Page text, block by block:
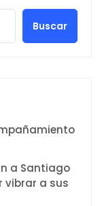
Buscar
a Santiago
vibrar a sus